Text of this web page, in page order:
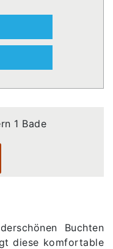
1 Bade
Buchten
diese komfortable